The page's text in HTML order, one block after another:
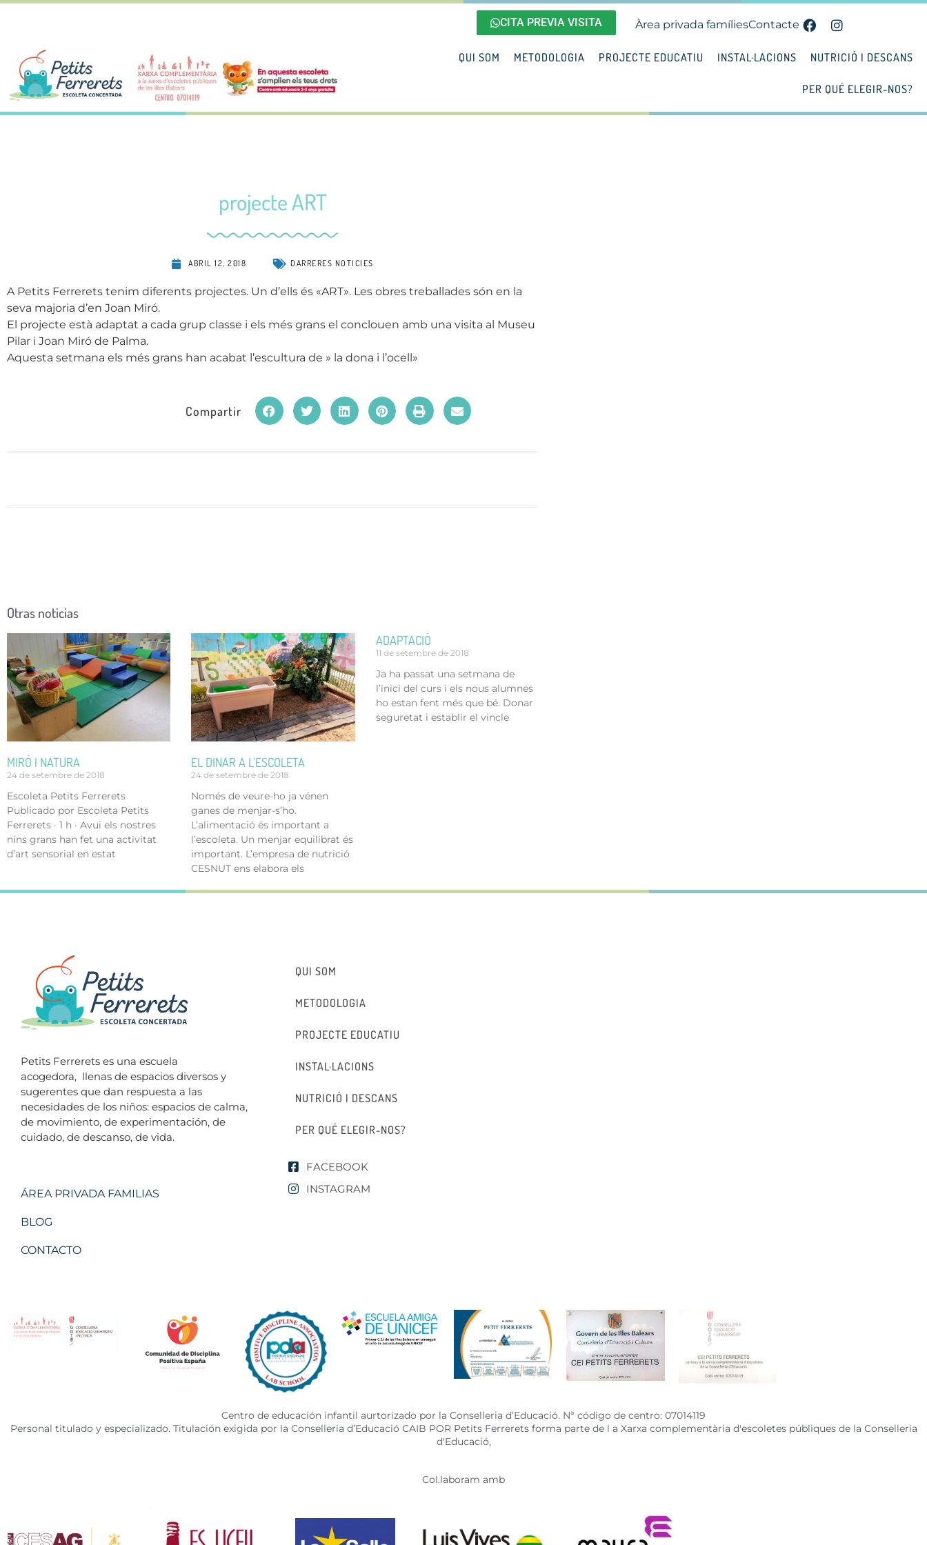
CITA PREVIA VISITA Àrea privada famíliesContacte
QUI SOM METODOLOGIA PROJECTE EDUCATIU INSTAL·LACIONS NUTRICIÓ I DESCANS
PER QUÉ ELEGIR-NOS?
projecte ART
ABRIL 12, 2018 DARRERES NOTICIES
A Petits Ferrerets tenim diferents projectes. Un d’ells és «ART». Les obres treballades són en la
seva majoria d’en Joan Miró.
El projecte està adaptat a cada grup classe i els més grans el conclouen amb una visita al Museu
Pilar i Joan Miró de Palma.
Aquesta setmana els més grans han acabat l’escultura de » la dona i l’ocell»
Compartir
Otras noticias
MIRÓ I NATURA
24 de setembre de 2018
Escoleta Petits Ferrerets
Publicado por Escoleta Petits
Ferrerets · 1 h · Avui els nostres
nins grans han fet una activitat
d’art sensorial en estat
EL DINAR A L’ESCOLETA
24 de setembre de 2018
Només de veure-ho ja vénen
ganes de menjar-s’ho.
L’alimentació és important a
l’escoleta. Un menjar equilibrat és
important. L’empresa de nutrició
CESNUT ens elabora els
ADAPTACIÓ
11 de setembre de 2018
Ja ha passat una setmana de
l’inici del curs i els nous alumnes
ho estan fent més que bé. Donar
seguretat i establir el vincle
Petits Ferrerets es una escuela
acogedora, llenas de espacios diversos y
sugerentes que dan respuesta a las
necesidades de los niños: espacios de calma,
de movimiento, de experimentación, de
cuidado, de descanso, de vida.
ÁREA PRIVADA FAMILIAS
BLOG
CONTACTO
QUI SOM
METODOLOGIA
PROJECTE EDUCATIU
INSTAL·LACIONS
NUTRICIÓ I DESCANS
PER QUÉ ELEGIR-NOS?
FACEBOOK
INSTAGRAM
Centro de educación infantil aurtorizado por la Conselleria d’Educació. Nª código de centro: 07014119
Personal titulado y especializado. Titulación exigida por la Conselleria d’Educació CAIB POR Petits Ferrerets forma parte de l a Xarxa complementària d'escoletes públiques de la Conselleria
d'Educació,
Col.laboram amb